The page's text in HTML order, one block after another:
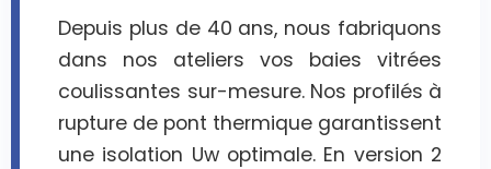
Depuis plus de 40 ans, nous fabriquons
dans nos ateliers vos baies vitrées
coulissantes sur-mesure. Nos profilés à
rupture de pont thermique garantissent
une isolation Uw optimale. En version 2